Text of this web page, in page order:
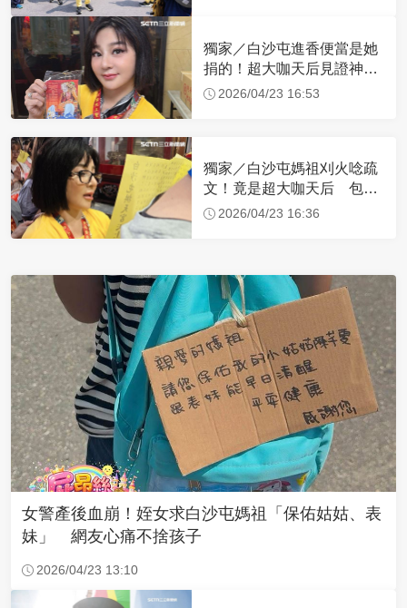
獨家／白沙屯進香便當是她
捐的！超大咖天后見證神
蹟 一靠近媽祖就爆哭
2026/04/23 16:53
獨家／白沙屯媽祖刈火唸疏
文！竟是超大咖天后 包尿
布忍尿5小時不喊累
2026/04/23 16:36
女警產後血崩！姪女求白沙屯媽祖「保佑姑姑、表
妹」 網友心痛不捨孩子
2026/04/23 13:10